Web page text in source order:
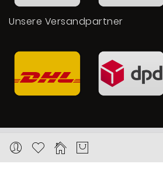
Unsere Versandpartner
Copyright © 2026